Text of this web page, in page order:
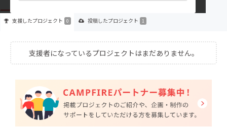
支援したプロジェクト 0 投稿したプロジェクト 1
支援者になっているプロジェクトはまだありません。